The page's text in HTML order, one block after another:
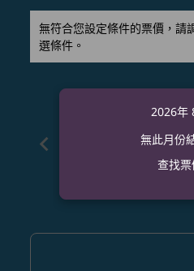
無符合您設定條件的票價，請
選條件。
chevron_left
2026年
無此月份
查找